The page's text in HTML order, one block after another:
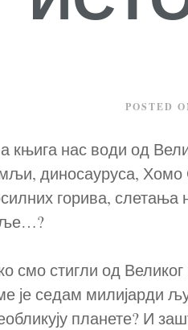
POSTED
књига нас води од
диносауруса, Хомо
горива,
смо стигли од
је седам милијарди
планете? И